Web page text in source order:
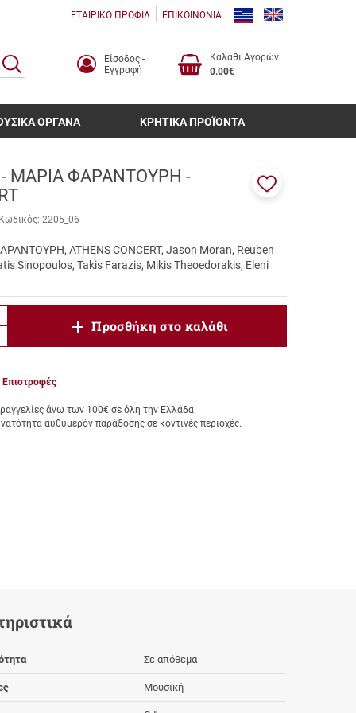
ΕΤΑΙΡΙΚΟ ΠΡΟΦΙΛ ΕΠΙΚΟΙΝΩΝΙΑ
ΑΝΑΖΗΤΗΣΗ
Είσοδος -
Εγγραφή
Καλάθι Αγορών
0.00€
ΟΡΓΑΝΑ ΚΡΗΤΙΚΑ ΠΡΟΪΟΝΤΑ
- ΜΑΡΙΑ ΦΑΡΑΝΤΟΥΡΗ -
Κωδικός: 2205_06
ATHENS CONCERT, Jason Moran, Reuben
Sinopoulos, Takis Farazis, Mikis Theoedorakis, Eleni
Προσθήκη στο καλάθι
Επιστροφές
άνω των 100€ σε όλη την Ελλάδα
αυθυμερόν παράδοσης σε κοντινές περιοχές.
Σε απόθεμα
Μουσική